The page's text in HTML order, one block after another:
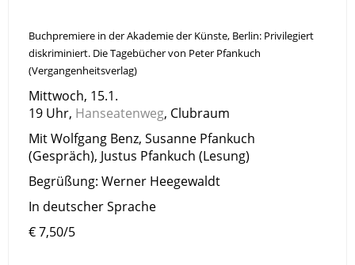
Buchpremiere in der Akademie der Künste, Berlin: Privilegiert
diskriminiert. Die Tagebücher von Peter Pfankuch
(Vergangenheitsverlag)
Mittwoch, 15.1.
19 Uhr, Hanseatenweg, Clubraum
Mit Wolfgang Benz, Susanne Pfankuch
(Gespräch), Justus Pfankuch (Lesung)
Begrüßung: Werner Heegewaldt
In deutscher Sprache
€ 7,50/5